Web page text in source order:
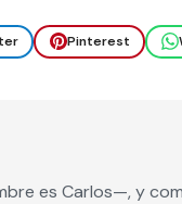
Pinterest
es Carlos—, y